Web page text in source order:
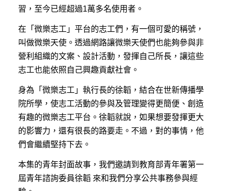
習，至今已經超過1萬多名使用者。
在「微樂志工」平台的志工們，有一個可愛的稱號，
叫做微樂天使。透過網路讓微樂天使們也能夠參與非
營利組織的文案、設計活動，發揮自己所長，讓這些
志工也能依照自己興趣貢獻社會。
身為「微樂志工」執行長的徐韜，結合在世新傳播學
院所學，使志工活動的參與及管理變得更簡便、創造
有趣的微樂志工平台。徐韜就說，如果想要發揮更大
的影響力，還有很長的路要走。不過，對的事情，他
們會繼續堅持下去。
本集的青年封面故事，我們邀請到教育部青年署第一
屆青年諮詢委員徐韜 來和我們分享公共事務參與經